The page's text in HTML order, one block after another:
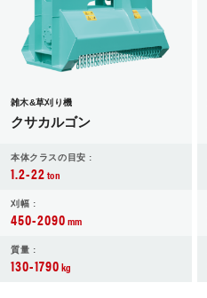
雑木&草刈り機
クサカルゴン
本体クラスの目安 :
1.2-22ton
刈幅 :
450-2090mm
質量 :
130-1790kg